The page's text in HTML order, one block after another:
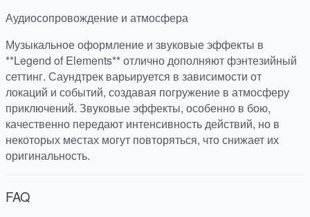
Аудиосопровождение и атмосфера
Музыкальное оформление и звуковые эффекты в
**Legend of Elements** отлично дополняют фэнтезийный
сеттинг. Саундтрек варьируется в зависимости от
локаций и событий, создавая погружение в атмосферу
приключений. Звуковые эффекты, особенно в бою,
качественно передают интенсивность действий, но в
некоторых местах могут повторяться, что снижает их
оригинальность.
FAQ